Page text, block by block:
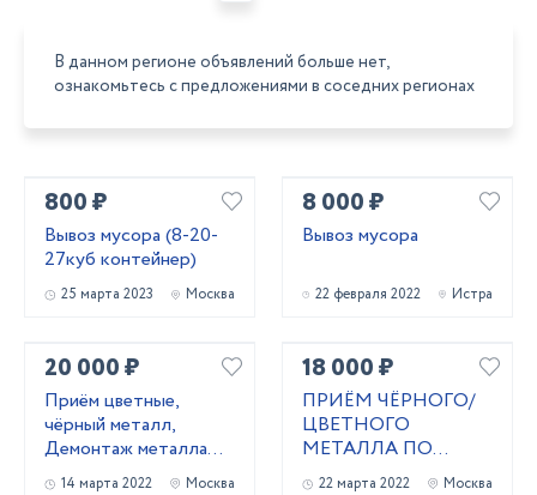
В данном регионе объявлений больше нет,
ознакомьтесь с предложениями в соседних регионах
800 ₽
Вывоз мусора (8-20-
27куб контейнер)
25 марта 2023 Москва
8 000 ₽
Вывоз мусора
22 февраля 2022 Истра
20 000 ₽
Приём цветные,
чёрный металл,
Демонтаж металла
конструкции
14 марта 2022 Москва
18 000 ₽
ПРИЁМ ЧЁРНОГО/
ЦВЕТНОГО
МЕТАЛЛА ПО
ВЫСОКОЙ ЦЕНЕ
22 марта 2022 Москва